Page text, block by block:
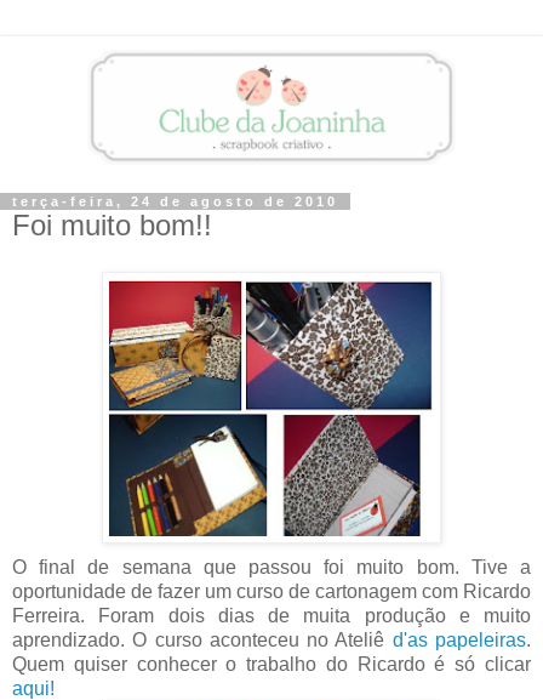
terça-feira, 24 de agosto de 2010
Foi muito bom!!
O final de semana que passou foi muito bom. Tive a
oportunidade de fazer um curso de cartonagem com Ricardo
Ferreira. Foram dois dias de muita produção e muito
aprendizado. O curso aconteceu no Ateliê d'as papeleiras.
Quem quiser conhecer o trabalho do Ricardo é só clicar
aqui!